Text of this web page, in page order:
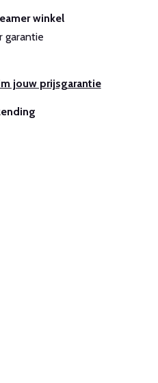
winkel
garantie
jouw prijsgarantie